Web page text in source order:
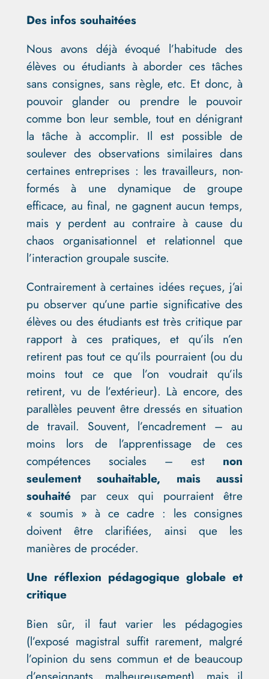
Des infos souhaitées
Nous avons déjà évoqué l’habitude des
élèves ou étudiants à aborder ces tâches
sans consignes, sans règle, etc. Et donc, à
pouvoir glander ou prendre le pouvoir
comme bon leur semble, tout en dénigrant
la tâche à accomplir. Il est possible de
soulever des observations similaires dans
certaines entreprises : les travailleurs, non-
formés à une dynamique de groupe
efficace, au final, ne gagnent aucun temps,
mais y perdent au contraire à cause du
chaos organisationnel et relationnel que
l’interaction groupale suscite.
Contrairement à certaines idées reçues, j’ai
pu observer qu’une partie significative des
élèves ou des étudiants est très critique par
rapport à ces pratiques, et qu’ils n’en
retirent pas tout ce qu’ils pourraient (ou du
moins tout ce que l’on voudrait qu’ils
retirent, vu de l’extérieur). Là encore, des
parallèles peuvent être dressés en situation
de travail. Souvent, l’encadrement – au
moins lors de l’apprentissage de ces
compétences sociales – est non
seulement souhaitable, mais aussi
souhaitépar ceux qui pourraient être
« soumis » à ce cadre : les consignes
doivent être clarifiées, ainsi que les
manières de procéder.
Une réflexion pédagogique globale et
critique
Bien sûr, il faut varier les pédagogies
(l’exposé magistral suffit rarement, malgré
l’opinion du sens commun et de beaucoup